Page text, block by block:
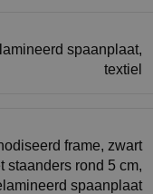
spaanplaat,
textiel
frame, zwart
staanders rond 5 cm,
spaanplaat